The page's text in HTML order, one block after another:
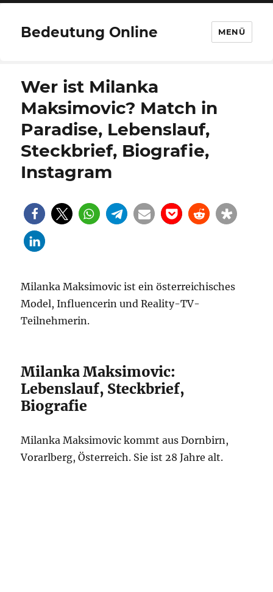
Bedeutung Online MENÜ
Wer ist Milanka
Maksimovic? Match in
Paradise, Lebenslauf,
Steckbrief, Biografie,
Instagram
Milanka Maksimovic ist ein österreichisches
Model, Influencerin und Reality-TV-
Teilnehmerin.
Milanka Maksimovic:
Lebenslauf, Steckbrief,
Biografie
Milanka Maksimovic kommt aus Dornbirn,
Vorarlberg, Österreich. Sie ist 28 Jahre alt.